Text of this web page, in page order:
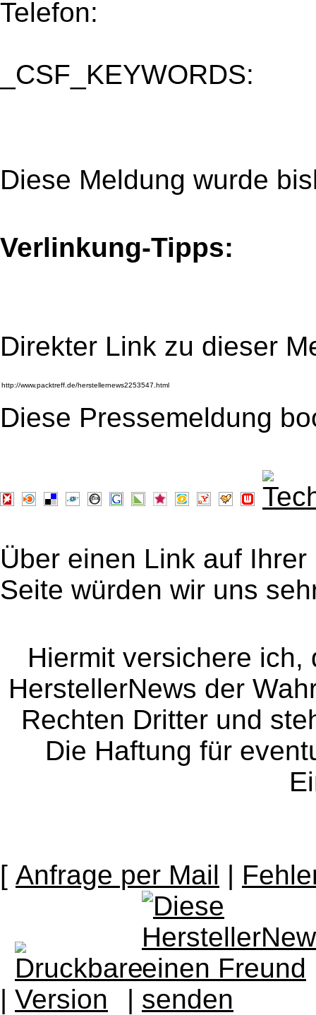
Telefon:
_CSF_KEYWORDS:
Diese Meldung wurde
Verlinkung-Tipps:
Direkter Link zu dieser
Diese Pressemeldung
Über einen Link auf
Seite würden wir uns
Hiermit versichere
HerstellerNews der
Rechten Dritter und
Die Haftung für
[ Anfrage per Mail |
| |